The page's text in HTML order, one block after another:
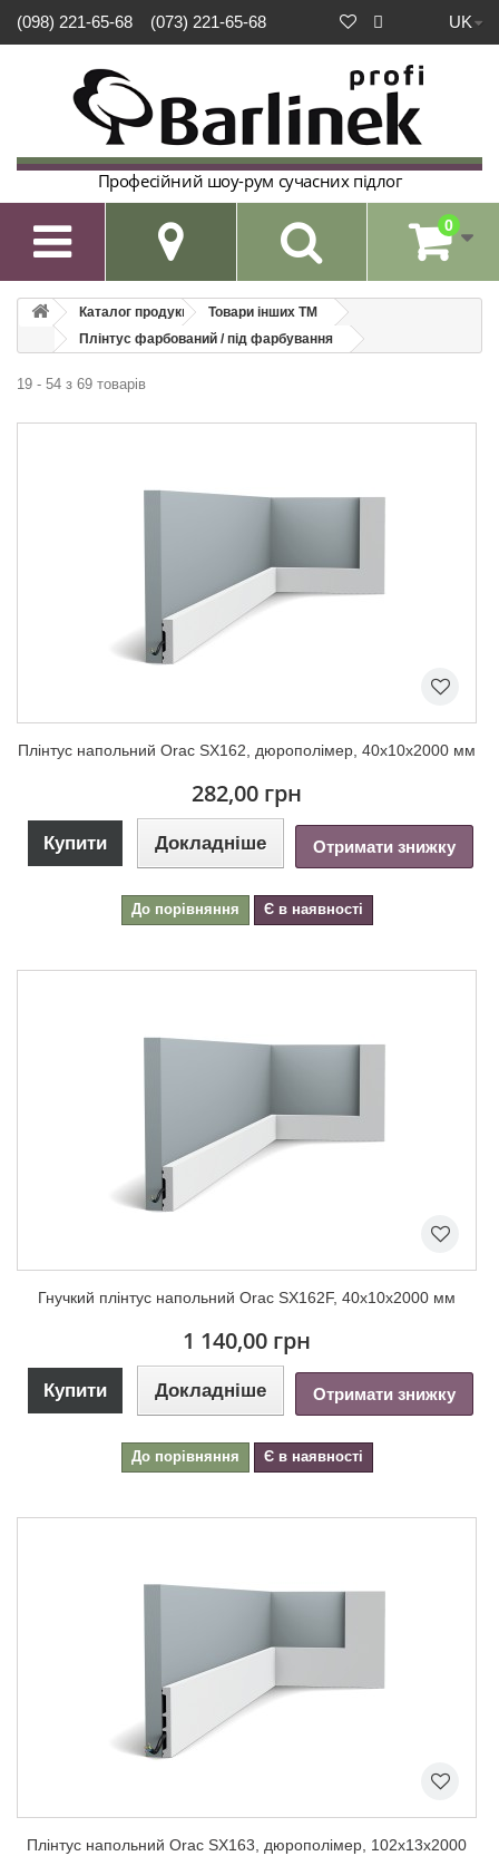
UK
(098) 221-65-68 (073) 221-65-68
Професійний шоу-рум сучасних підлог
 0
Каталог продукції
Товари інших ТМ
Плінтус фарбований / під фарбування
Плінтус напольний Orac SX162, дюрополімер, 40х10х2000 мм
282,00 грн
Купити Докладніше Отримати знижку
До порівняння Є в наявності
Гнучкий плінтус напольний Orac SX162F, 40х10х2000 мм
1 140,00 грн
Купити Докладніше Отримати знижку
До порівняння Є в наявності
Плінтус напольний Orac SX163, дюрополімер, 102х13х2000
19 - 54 з 69 товарів